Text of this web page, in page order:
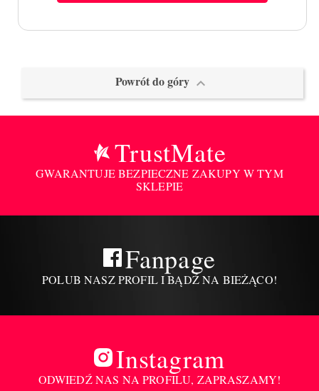
Powrót do góry 
TrustMate
GWARANTUJE BEZPIECZNE ZAKUPY W TYM
SKLEPIE
Fanpage
POLUB NASZ PROFIL I BĄDŹ NA BIEŻĄCO!
Instagram
ODWIEDŹ NAS NA PROFILU, ZAPRASZAMY!